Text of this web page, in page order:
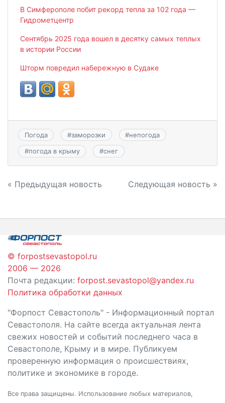
В Симферополе побит рекорд тепла за 102 года —
Гидрометцентр
Сентябрь 2025 года вошел в десятку самых теплых
в истории России
Шторм повредил набережную в Судаке
Погода #заморозки #непогода
#погода в крыму #снег
Навигация
записям
« Предыдущая новость Следующая новость »
© forpostsevastopol.ru
2006 — 2026
Почта редакции: forpost.sevastopol@yandex.ru
Политика обработки данных
"Форпост Севастополь" - Информационный портал
Севастополя. На сайте всегда актуальная лента
свежих новостей и событий последнего часа в
Севастополе, Крыму и в мире. Публикуем
проверенную информация о происшествиях,
политике и экономике в городе.
Все права защищены. Использование любых материалов,